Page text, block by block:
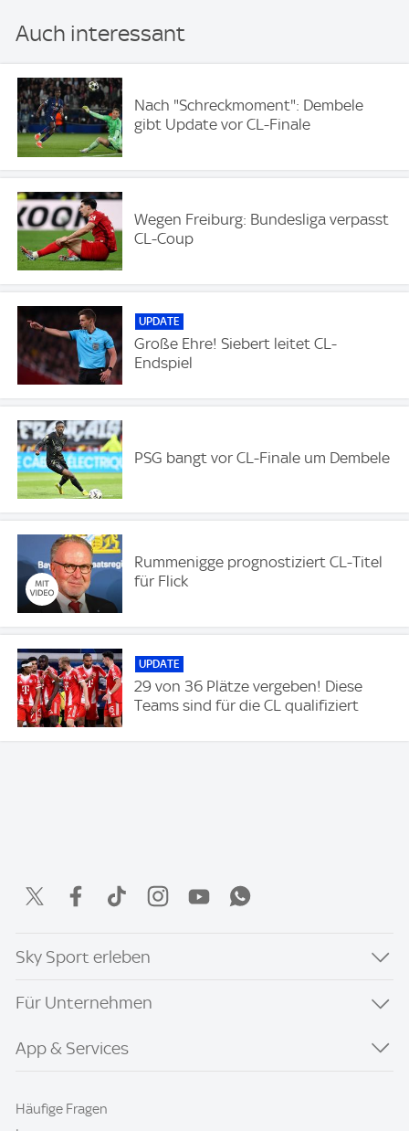
Auch interessant
Nach "Schreckmoment": Dembele
gibt Update vor CL-Finale
Wegen Freiburg: Bundesliga verpasst
CL-Coup
UPDATE
Große Ehre! Siebert leitet CL-
Endspiel
PSG bangt vor CL-Finale um Dembele
Rummenigge prognostiziert CL-Titel
für Flick
UPDATE
29 von 36 Plätze vergeben! Diese
Teams sind für die CL qualifiziert
Sky Sport erleben
Für Unternehmen
App & Services
Häufige Fragen